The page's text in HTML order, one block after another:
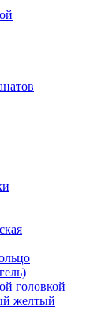
головкой
желтый